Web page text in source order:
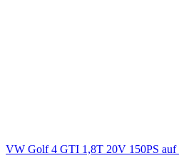
VW Golf 4 GTI 1,8T 20V 150PS auf